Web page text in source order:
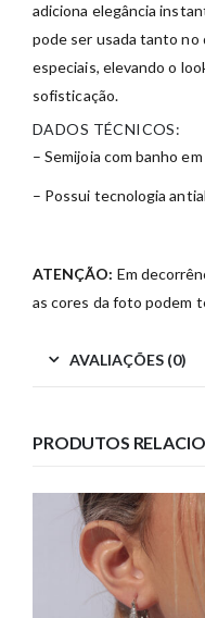
adiciona elegância
pode ser usada tanto no
especiais, elevando o
sofisticação.
DADOS TÉCNICOS:
– Semijoia com banho
– Possui tecnologia
ATENÇÃO: Em
as cores da foto podem
AVALIAÇÕES (0)
PRODUTOS